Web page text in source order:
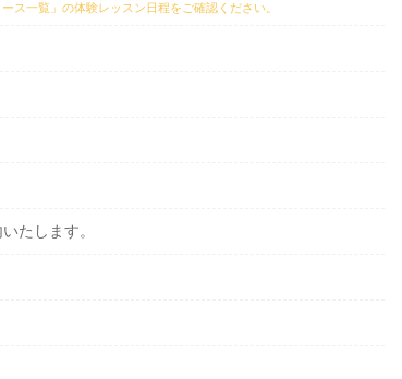
ース一覧」の体験レッスン日程をご確認ください。
たします。